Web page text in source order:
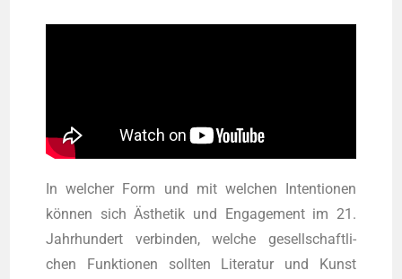
In wel­cher Form und mit wel­chen Inten­tio­nen
kön­nen sich Ästhe­tik und Enga­ge­ment im 21.
Jahr­hun­dert ver­bin­den, wel­che gesell­schaft­li­
chen Funk­tio­nen soll­ten Lite­ra­tur und Kunst